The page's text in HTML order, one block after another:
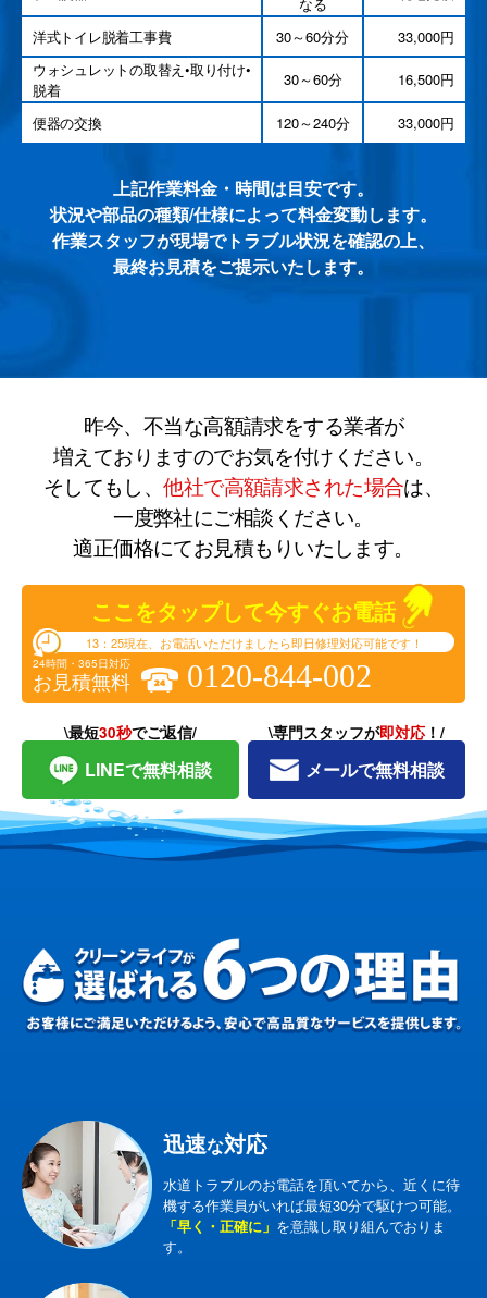
なる
洋式トイレ脱着工事費 30～60分分
33,000円
ウォシュレットの取替え•取り付け•
脱着
30～60分 16,500円
便器の交換 120～240分 33,000円
上記作業料金・時間は目安です。
状況や部品の種類/仕様によって料金変動します。
作業スタッフが現場でトラブル状況を確認の上、
最終お見積をご提示いたします。
昨今、不当な高額請求をする業者が
増えておりますのでお気を付けください。
そしてもし、他社で高額請求された場合は、
一度弊社にご相談ください。
適正価格にてお見積もりいたします。
ここをタップして今すぐお電話
13：25現在、お電話いただけましたら即日修理対応可能です！
24時間・365日対応
お見積無料 0120-844-002
LINEで無料相談
\最短30秒でご返信/
メールで無料相談
\専門スタッフが即対応 ！/
迅速な対応
水道トラブルのお電話を頂いてから、近くに待
機する作業員がいれば最短30分で駆けつ可能。
「早く・正確に」 を意識し取り組んでおりま
す。